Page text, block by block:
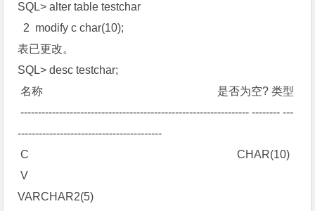
SQL> alter table testchar
2 modify c char(10);
表已更改。
SQL> desc testchar;
名称 是否为空? 类型
----------------------------------------------------------------- -------- ---
-----------------------------------------
C CHAR(10)
V
VARCHAR2(5)